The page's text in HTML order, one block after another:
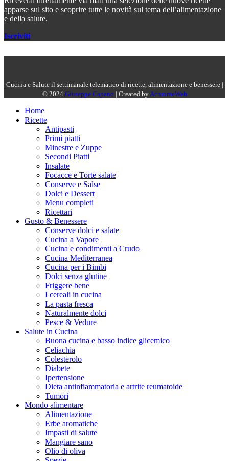
apparse sul sito e scoprire tutte le novità sul tema dell’alimentazione
e della salute.
Iscriviti
Cucina e Salute il settimanale telematico di ricette, alimentazione e benessere |
© 2024 Giuseppe Capano | Created byAchromeWeb
Home
Ricette
Antipasti
Primi piatti
Minestre e Zuppe
Secondi Piatti
Insalate
Focacce e Torte salate
Conserve e Salse
Dolci e Dessert
Menu completi
Ricettari
Gusto & Benessere
Conserve dolci e salate
Cucina a Vapore
Cucina e condimenti a Crudo
Cucina Mediterranea
Cucina per i Bimbi
Dolci senza glutine
Friggere bene
I cereali in cucina
La pasta fresca
Naturalmente dolci
Pesce & Vedure
Salute in Cucina
Buona cucina e basso indice glicemico
Celiachia
Colesterolo
Diabete
Ipertensione
Dieta antinfiammatoria e artrite reumatoide
Tumori
Mondo alimentare
Alimentazione
Erbe aromatiche
Impasti di salute
Mangiare sano
Olio di oliva